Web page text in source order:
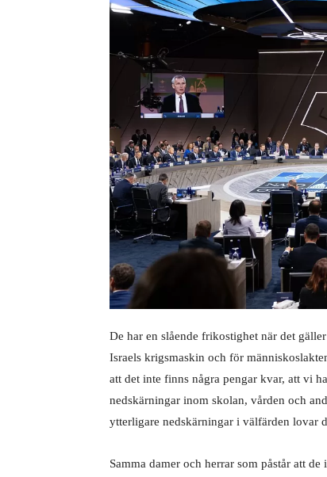
De har en slående frikostighet när det
Israels krigsmaskin och för
att det inte finns några pengar kvar, att vi
nedskärningar inom skolan, vården och
ytterligare nedskärningar i välfärden lovar
Samma damer och herrar som påstår att